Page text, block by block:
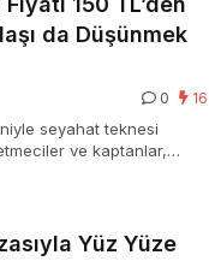
da Düşünmek
0 16
seyahat teknesi
ve kaptanlar,
Yüz Yüze